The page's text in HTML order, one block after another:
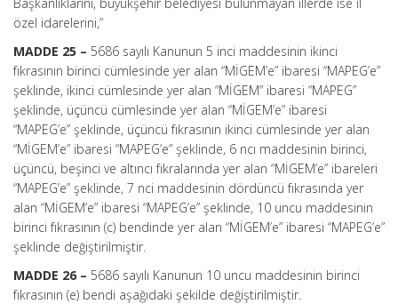
özel idarelerini,”
MADDE 25 – 5686 sayılı Kanunun 5 inci maddesinin ikinci
fıkrasının birinci cümlesinde yer alan “MİGEM’e” ibaresi “MAPEG’e”
şeklinde, ikinci cümlesinde yer alan “MİGEM” ibaresi “MAPEG”
şeklinde, üçüncü cümlesinde yer alan “MİGEM’e” ibaresi
“MAPEG’e” şeklinde, üçüncü fıkrasının ikinci cümlesinde yer alan
“MİGEM’e” ibaresi “MAPEG’e” şeklinde, 6 ncı maddesinin birinci,
üçüncü, beşinci ve altıncı fıkralarında yer alan “MİGEM’e” ibareleri
“MAPEG’e” şeklinde, 7 nci maddesinin dördüncü fıkrasında yer
alan “MİGEM’e” ibaresi “MAPEG’e” şeklinde, 10 uncu maddesinin
birinci fıkrasının (c) bendinde yer alan “MİGEM’e” ibaresi “MAPEG’e”
şeklinde değiştirilmiştir.
MADDE 26 – 5686 sayılı Kanunun 10 uncu maddesinin birinci
fıkrasının (e) bendi aşağıdaki şekilde değiştirilmiştir.